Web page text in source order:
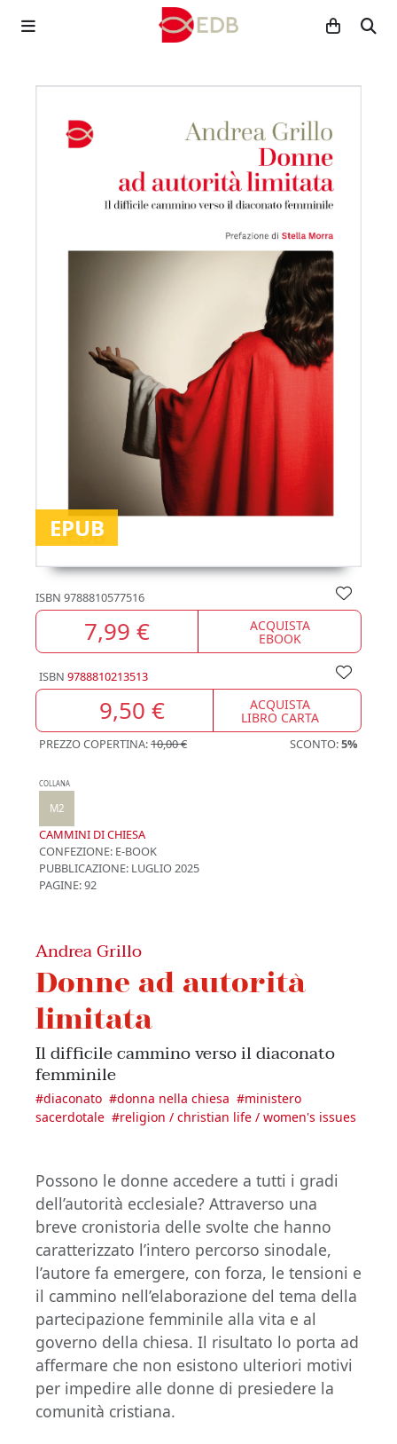
EPUB
ISBN 9788810577516
7,99 € ACQUISTA
EBOOK
ISBN 9788810213513
9,50 € ACQUISTA
LIBRO CARTA
PREZZO COPERTINA:10,00 € SCONTO:5%
COLLANA
M2
CAMMINI DI CHIESA
CONFEZIONE: E-BOOK
PUBBLICAZIONE: LUGLIO 2025
PAGINE: 92
Andrea Grillo
Donne ad autorità
limitata
Il difficile cammino verso il diaconato
femminile
#diaconato #donna nella chiesa #ministero
sacerdotale #religion / christian life / women's issues
Possono le donne accedere a tutti i gradi
dell’autorità ecclesiale? Attraverso una
breve cronistoria delle svolte che hanno
caratterizzato l’intero percorso sinodale,
l’autore fa emergere, con forza, le tensioni e
il cammino nell’elaborazione del tema della
partecipazione femminile alla vita e al
governo della chiesa. Il risultato lo porta ad
affermare che non esistono ulteriori motivi
per impedire alle donne di presiedere la
comunità cristiana.